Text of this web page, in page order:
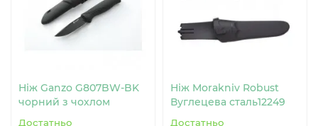
Ніж Ganzo G807BW-BK
чорний з чохлом
Достатньо
Ніж Morakniv Robust
Вуглецева сталь12249
Достатньо